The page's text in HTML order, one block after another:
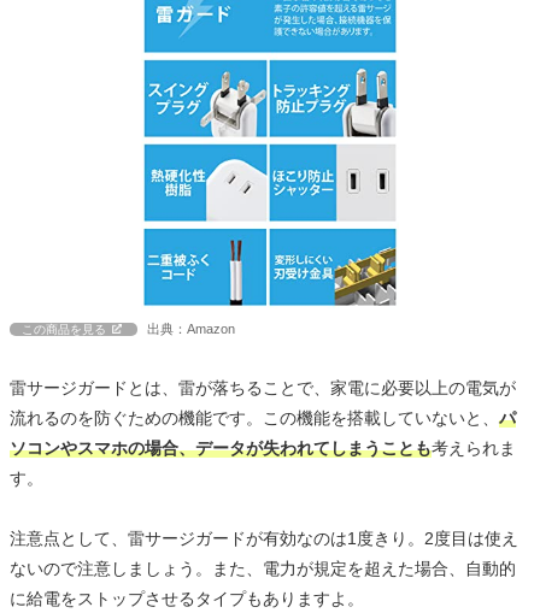
この商品を見る 出典：Amazon
雷サージガードとは、雷が落ちることで、家電に必要以上の電気が
流れるのを防ぐための機能です。この機能を搭載していないと、 パ
ソコンやスマホの場合、データが失われてしまうことも考えられま
す。
注意点として、雷サージガードが有効なのは1度きり。2度目は使え
ないので注意しましょう。また、電力が規定を超えた場合、自動的
に給電をストップさせるタイプもありますよ。